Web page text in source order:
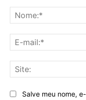
Salve meu nome,